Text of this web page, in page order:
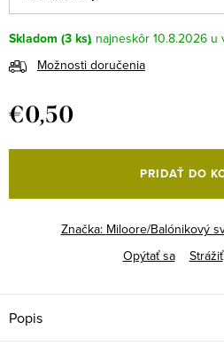
Skladom (3 ks)
10.8.2026
Možnosti doručenia
€0,50
cena:
PRIDAŤ DO
Značka: Miloore/Balónikový
Opýtať sa
Strážiť
Popis